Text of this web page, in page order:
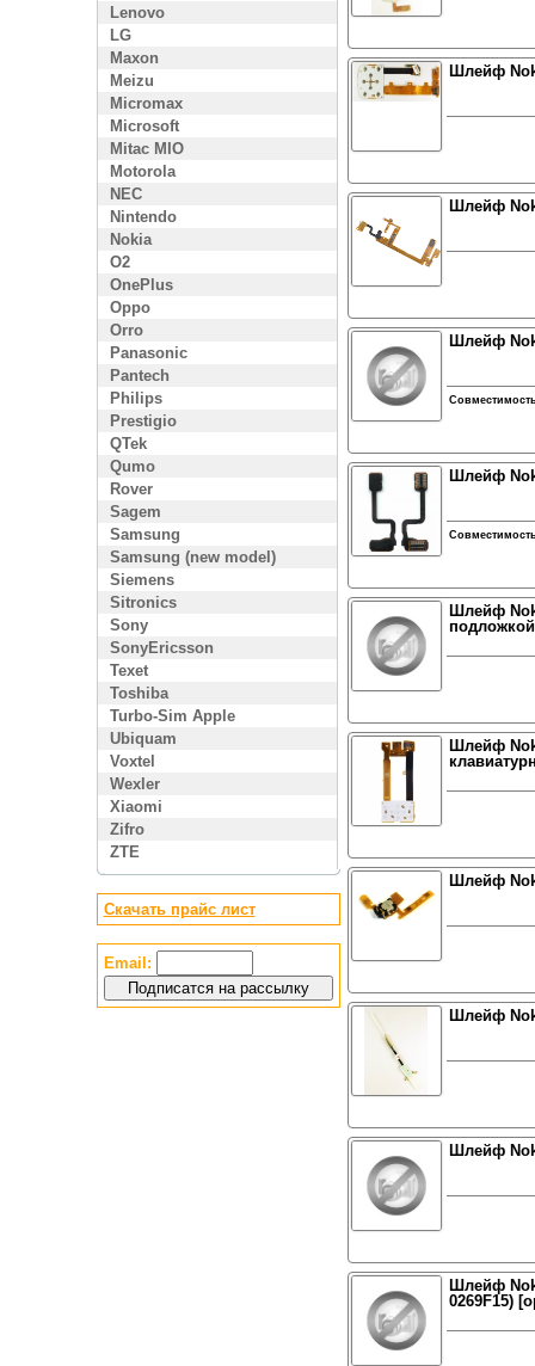
Lenovo
LG
Maxon
Meizu
Micromax
Microsoft
Mitac MIO
Motorola
NEC
Nintendo
Nokia
O2
OnePlus
Oppo
Orro
Panasonic
Pantech
Philips
Prestigio
QTek
Qumo
Rover
Sagem
Samsung
Samsung (new model)
Siemens
Sitronics
Sony
SonyEricsson
Texet
Toshiba
Turbo-Sim Apple
Ubiquam
Voxtel
Wexler
Xiaomi
Zifro
ZTE
Скачать прайс лист
Email:
Шлейф
Шлейф
Шлейф
Шлейф
Шлейф
подложкой
Шлейф
Шлейф
Шлейф
Шлейф
Шлейф
0269F15)